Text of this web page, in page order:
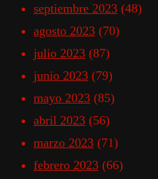
septiembre 2023 (48)
agosto 2023 (70)
julio 2023 (87)
junio 2023 (79)
mayo 2023 (85)
abril 2023 (56)
marzo 2023 (71)
febrero 2023 (66)